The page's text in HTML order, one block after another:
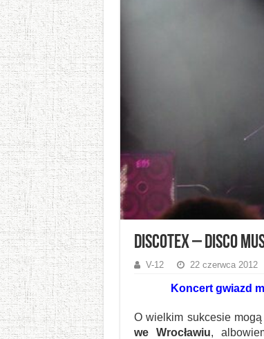
DISCOTEX – Disco
V-12 22 czerwca 2012
Koncert gwiazd
O wielkim sukcesie
we Wrocławiu,